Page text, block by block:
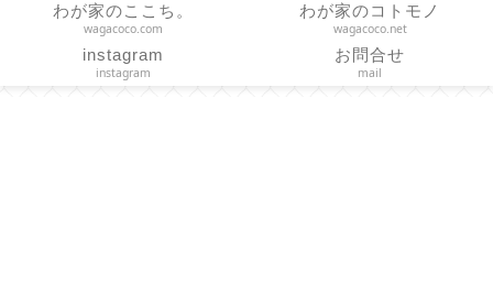
わが家のここち。
wagacoco.com
わが家のコトモノ
wagacoco.net
instagram
instagram
お問合せ
mail